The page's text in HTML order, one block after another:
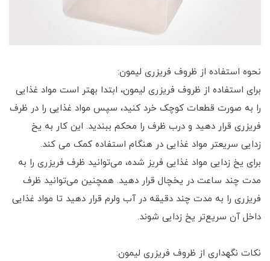
نحوه استفاده از ظروف فریزری لیمون:
برای استفاده از ظروف فریزری لیمون، ابتدا بهتر است مواد غذایی
را به صورت قطعات کوچک خرد کنید، سپس مواد غذایی را در ظرف
فریزری قرار دهید و درب ظرف را محکم ببندید. این کار به یخ
زدایی سریعتر مواد غذایی در هنگام استفاده کمک می کند.
برای یخ زدایی مواد غذایی فریز شده، می‌توانید ظرف فریزری را به
مدت چند ساعت در یخچال قرار دهید. همچنین می‌توانید ظرف
فریزری را به مدت چند دقیقه در آب ولرم قرار دهید تا مواد غذایی
داخل آن سریع‌تر یخ زدایی شوند.
نکات نگهداری از ظروف فریزری لیمون: